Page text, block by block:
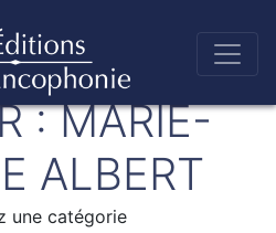
:MARIE-
ALBERT
une catégorie